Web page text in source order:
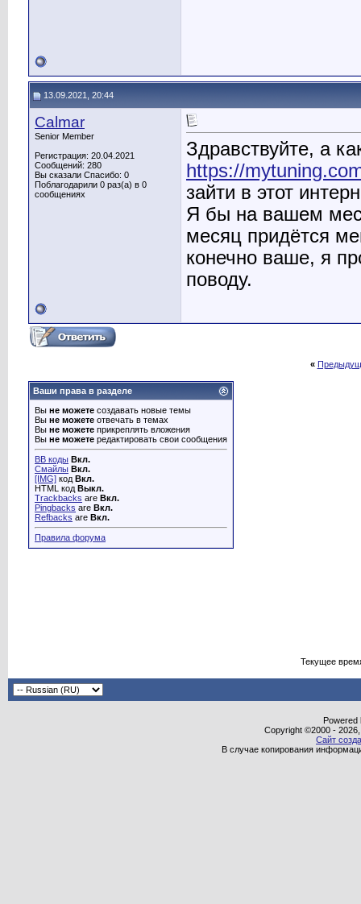
13.09.2021, 20:44
Calmar
Senior Member
Регистрация: 20.04.2021
Сообщений: 280
Вы сказали Спасибо: 0
Поблагодарили 0 раз(а) в 0
сообщениях
Здравствуйте, а
https://
зайти в этот
Я бы на вашем
месяц придётся
конечно ваше, я
поводу.
«
Ваши права в разделе
Вы не можете создавать новые темы
Вы не можете отвечать в темах
Вы не можете прикреплять вложения
Вы не можете редактировать свои сообщения
BB коды Вкл.
Смайлы Вкл.
[IMG] код Вкл.
HTML код Выкл.
Trackbacks are Вкл.
Pingbacks are Вкл.
Refbacks are Вкл.
Правила форума
Текущее
Powered
Copyright ©2000 -
Сайт
В случае копирования